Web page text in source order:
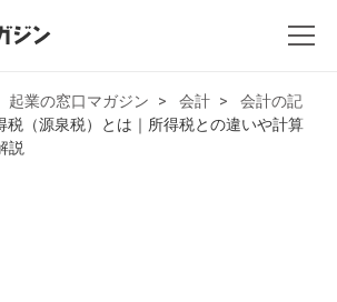
起業の窓口マガジン 会計
会計の記
税（源泉税）とは｜所得税との違いや計算
説